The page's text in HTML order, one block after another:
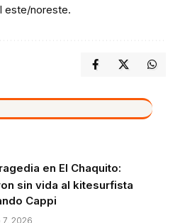
este/noreste.
en El Chaquito:
sin vida al kitesurfista
Cappi
2026